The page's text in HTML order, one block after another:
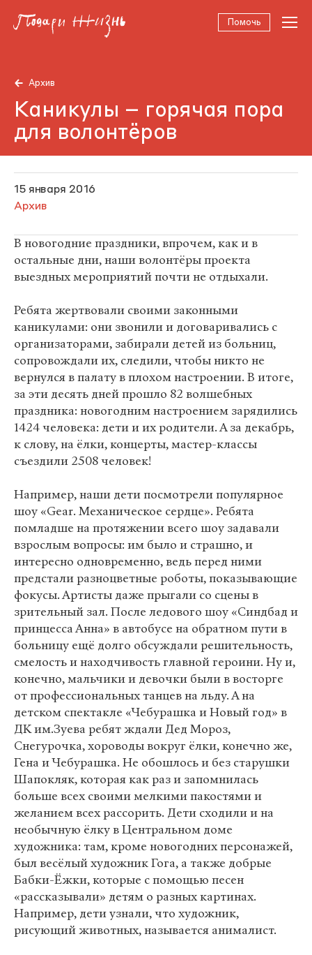
Помочь
Архив
Каникулы – горячая пора
для волонтёров
15 января 2016
Архив
В новогодние праздники, впрочем, как и в
остальные дни, наши волонтёры проекта
выездных мероприятий почти не отдыхали.
Ребята жертвовали своими законными
каникулами: они звонили и договаривались с
организаторами, забирали детей из больниц,
сопровождали их, следили, чтобы никто не
вернулся в палату в плохом настроении. В итоге,
за эти десять дней прошло 82 волшебных
праздника: новогодним настроением зарядились
1424 человека: дети и их родители. А за декабрь,
к слову, на ёлки, концерты, мастер-классы
съездили 2508 человек!
Например, наши дети посмотрели популярное
шоу «Gear. Механическое сердце». Ребята
помладше на протяжении всего шоу задавали
взрослым вопросы: им было и страшно, и
интересно одновременно, ведь перед ними
предстали разноцветные роботы, показывающие
фокусы. Артисты даже прыгали со сцены в
зрительный зал. После ледового шоу «Синдбад и
принцесса Анна» в автобусе на обратном пути в
больницу ещё долго обсуждали решительность,
смелость и находчивость главной героини. Ну и,
конечно, мальчики и девочки были в восторге
от профессиональных танцев на льду. А на
детском спектакле «Чебурашка и Новый год» в
ДК им.Зуева ребят ждали Дед Мороз,
Снегурочка, хороводы вокруг ёлки, конечно же,
Гена и Чебурашка. Не обошлось и без старушки
Шапокляк, которая как раз и запомнилась
больше всех своими мелкими пакостями и
желанием всех рассорить. Дети сходили и на
необычную ёлку в Центральном доме
художника: там, кроме новогодних персонажей,
был весёлый художник Гога, а также добрые
Бабки-Ёжки, которые с помощью песен
«рассказывали» детям о разных картинах.
Например, дети узнали, что художник,
рисующий животных, называется анималист.